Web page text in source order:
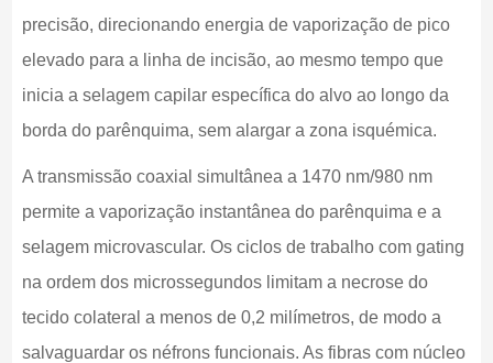
precisão, direcionando energia de vaporização de pico
elevado para a linha de incisão, ao mesmo tempo que
inicia a selagem capilar específica do alvo ao longo da
borda do parênquima, sem alargar a zona isquémica.
A transmissão coaxial simultânea a 1470 nm/980 nm
permite a vaporização instantânea do parênquima e a
selagem microvascular. Os ciclos de trabalho com gating
na ordem dos microssegundos limitam a necrose do
tecido colateral a menos de 0,2 milímetros, de modo a
salvaguardar os néfrons funcionais. As fibras com núcleo